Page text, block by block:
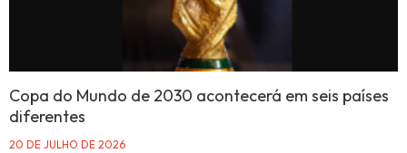
Copa do Mundo de 2030 acontecerá em seis países
diferentes
20 DE JULHO DE 2026